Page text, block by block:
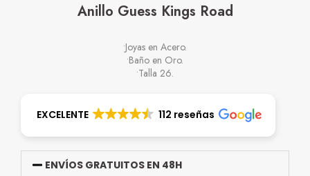
Anillo Guess Kings Road
•Joyas en Acero.
•Baño en Oro.
•Talla 26.
EXCELENTE 112 reseñas
ENVÍOS GRATUITOS EN 48H